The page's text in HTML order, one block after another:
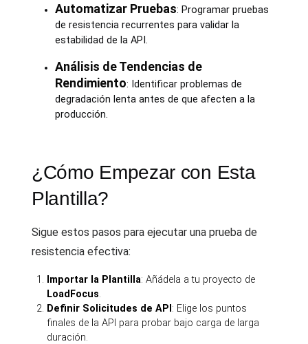
Automatizar Pruebas: Programar pruebas
de resistencia recurrentes para validar la
estabilidad de la API.
Análisis de Tendencias de
Rendimiento: Identificar problemas de
degradación lenta antes de que afecten a la
producción.
¿Cómo Empezar con Esta
Plantilla?
Sigue estos pasos para ejecutar una prueba de
resistencia efectiva:
Importar la Plantilla: Añádela a tu proyecto de
LoadFocus.
Definir Solicitudes de API : Elige los puntos
finales de la API para probar bajo carga de larga
duración.